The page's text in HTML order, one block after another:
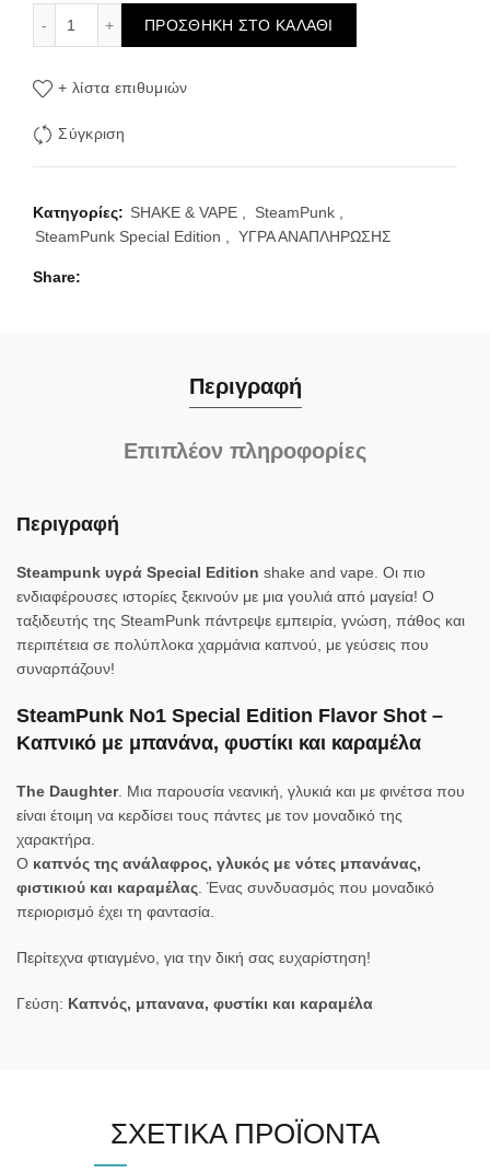
ΠΡΟΣΘΉΚΗ ΣΤΟ ΚΑΛΆΘΙ
+ λίστα επιθυμιών
Σύγκριση
Κατηγορίες: SHAKE & VAPE SteamPunk
SteamPunk Special Edition
ΥΓΡΑ ΑΝΑΠΛΗΡΩΣΗΣ
Share
Περιγραφή
Επιπλέον πληροφορίες
Περιγραφή
Steampunk υγρά Special Edition shake and vape. Οι πιο
ενδιαφέρουσες ιστορίες ξεκινούν με μια γουλιά από μαγεία! Ο
ταξιδευτής της SteamPunk πάντρεψε εμπειρία, γνώση, πάθος και
περιπέτεια σε πολύπλοκα χαρμάνια καπνού, με γεύσεις που
συναρπάζουν!
SteamPunk No1 Special Edition Flavor Shot –
Καπνικό με μπανάνα, φυστίκι και καραμέλα
The Daughter. Μια παρουσία νεανική, γλυκιά και με φινέτσα που
είναι έτοιμη να κερδίσει τους πάντες με τον μοναδικό της
χαρακτήρα.
Ο καπνός της ανάλαφρος, γλυκός με νότες μπανάνας,
φιστικιού και καραμέλας . Ένας συνδυασμός που μοναδικό
περιορισμό έχει τη φαντασία.
Περίτεχνα φτιαγμένο, για την δική σας ευχαρίστηση!
Γεύση: Καπνός, μπανανα, φυστίκι και καραμέλα
ΣΧΕΤΙΚΆ ΠΡΟΪΌΝΤΑ